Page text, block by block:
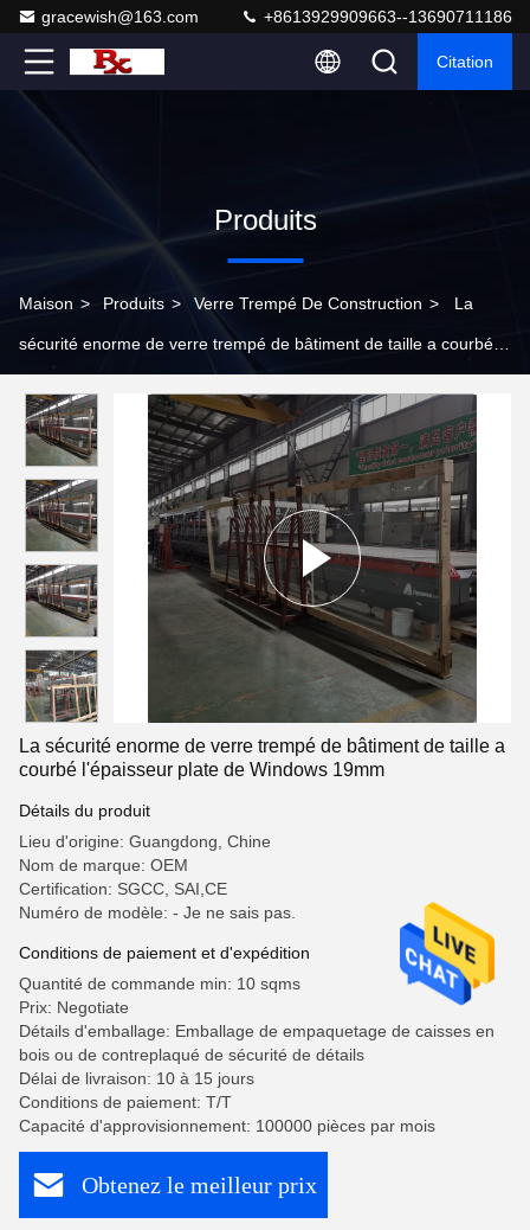
gracewish@163.com +8613929909663--13690711186
Citation
Produits
Maison > Produits > Verre Trempé De Construction > La
sécurité enorme de verre trempé de bâtiment de taille a courbé
La sécurité enorme de verre trempé de bâtiment de taille a
courbé l'épaisseur plate de Windows 19mm
Détails du produit
Lieu d'origine: Guangdong, Chine
Nom de marque: OEM
Certification: SGCC, SAI,CE
Numéro de modèle: - Je ne sais pas.
Conditions de paiement et d'expédition
Quantité de commande min: 10 sqms
Prix: Negotiate
Détails d'emballage: Emballage de empaquetage de caisses en
bois ou de contreplaqué de sécurité de détails
Délai de livraison: 10 à 15 jours
Conditions de paiement: T/T
Capacité d'approvisionnement: 100000 pièces par mois
Obtenez le meilleur prix